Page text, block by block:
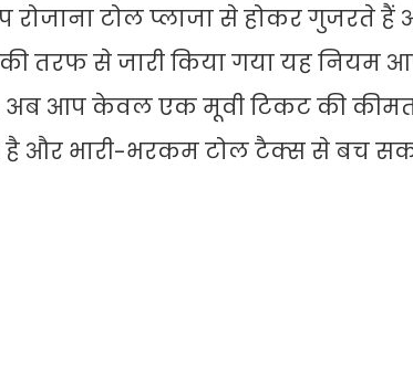
रोजाना टोल प्लाजा से होकर गुजरते
की तरफ से जारी किया गया यह नियम
हां, अब आप केवल एक मूवी टिकट की
और भारी-भरकम टोल टैक्स से बच